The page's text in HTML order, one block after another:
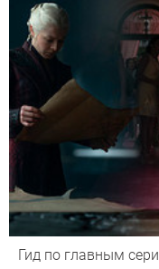
Гид по главным